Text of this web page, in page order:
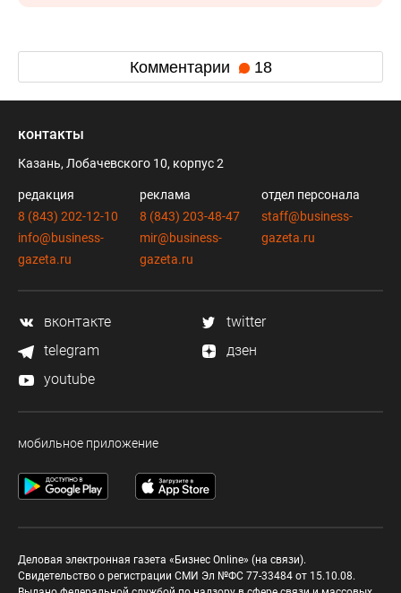
Комментарии 18
контакты
Казань, Лобачевского 10, корпус 2
редакция
8 (843) 202-12-10
info@business-
gazeta.ru
реклама
8 (843) 203-48-47
mir@business-
gazeta.ru
отдел персонала
staff@business-
gazeta.ru
вконтакте
twitter
telegram
дзен
youtube
мобильное приложение
Деловая электронная газета «Бизнес Online» (на связи).
Свидетельство о регистрации СМИ Эл №ФС 77-33484 от 15.10.08.